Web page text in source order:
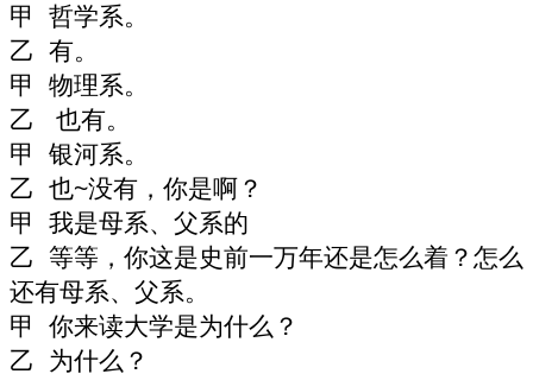
甲 哲学系。
乙 有。
甲 物理系。
乙 也有。
甲 银河系。
乙 也~没有，你是啊？
甲 我是母系、父系的
乙 等等，你这是史前一万年还是怎么着？怎么
还有母系、父系。
甲 你来读大学是为什么？
乙 为什么？